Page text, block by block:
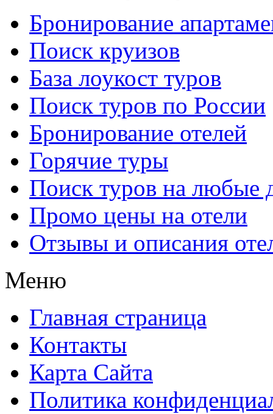
Бронирование
Поиск круизов
База лоукост туров
Поиск туров по России
Бронирование отелей
Горячие туры
Поиск туров на любые
Промо цены на отели
Отзывы и описания
Меню
Главная страница
Контакты
Карта Сайта
Политика